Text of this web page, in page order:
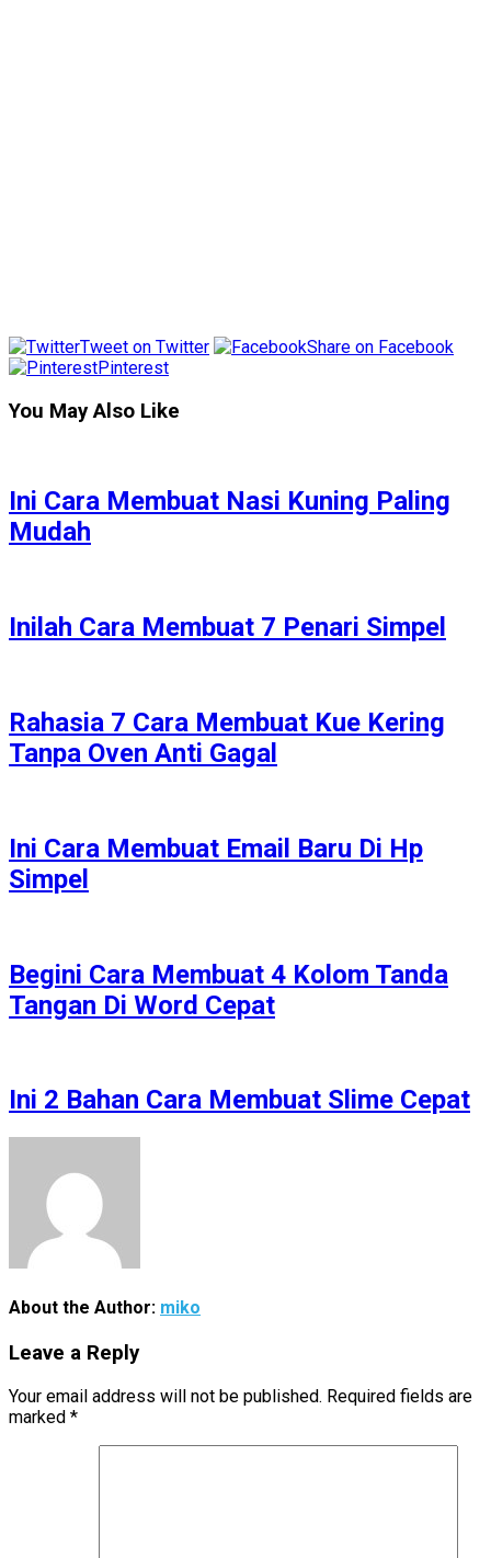
Tweet on Twitter
Share on Facebook
Pinterest
You May Also Like
Ini Cara Membuat Nasi Kuning Paling
Mudah
Inilah Cara Membuat 7 Penari Simpel
Rahasia 7 Cara Membuat Kue Kering
Tanpa Oven Anti Gagal
Ini Cara Membuat Email Baru Di Hp
Simpel
Begini Cara Membuat 4 Kolom Tanda
Tangan Di Word Cepat
Ini 2 Bahan Cara Membuat Slime Cepat
About the Author: miko
Leave a Reply
Your email address will not be published. Required fields are
marked *